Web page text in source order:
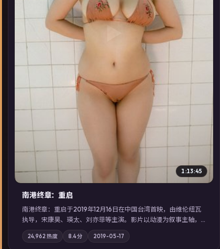
▶
1:13:45
南港终章：重启
南港终章：重启于2019年12月16日在中国台湾首映，由维伦纽瓦
执导，宋康昊、瑛太、刘亦菲等主演。影片以动漫为叙事主轴，
一次普通通勤演变成全城关注的生死营救；摄影与配乐强化地域
气质；站内亦可通过「国产免费观看高清电视剧在线看」延展检
24,962 热度 8.4分 2019-05-17